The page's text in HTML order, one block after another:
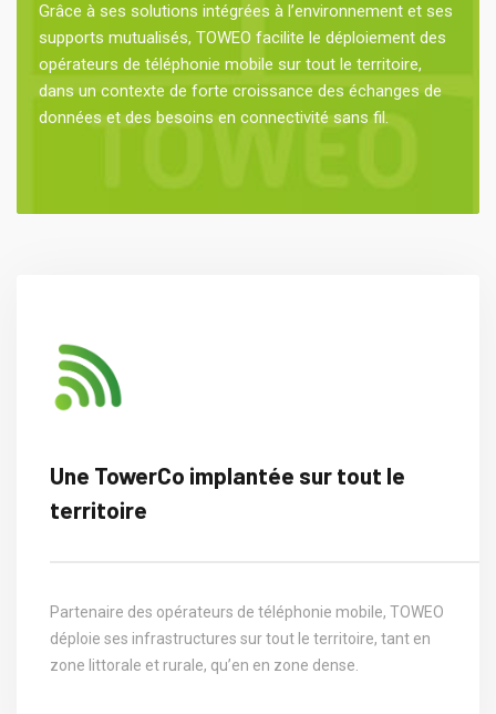
Grâce à ses solutions intégrées à l’environnement et ses
supports mutualisés, TOWEO facilite le déploiement des
opérateurs de téléphonie mobile sur tout le territoire,
dans un contexte de forte croissance des échanges de
données et des besoins en connectivité sans fil.
Une TowerCo implantée sur tout le
territoire
Partenaire des opérateurs de téléphonie mobile, TOWEO
déploie ses infrastructures sur tout le territoire, tant en
zone littorale et rurale, qu’en en zone dense.